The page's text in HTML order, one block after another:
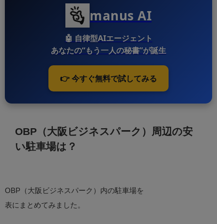
manus AI
🤖 自律型AIエージェント
あなたの“もう一人の秘書”が誕生
👉 今すぐ無料で試してみる
OBP（大阪ビジネスパーク）周辺の安
い駐車場は？
OBP（大阪ビジネスパーク）内の駐車場を
表にまとめてみました。